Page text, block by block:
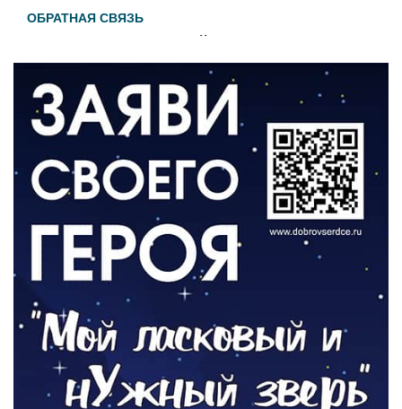
ОБРАТНАЯ СВЯЗЬ
Администрация онлайн
ВЛАСТЬ
День памяти и «Симфония народов»
06.08.2026
Новый настил на экотропе
05.08.2026